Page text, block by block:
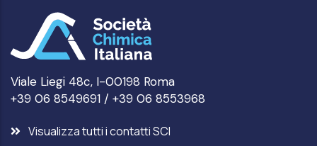
Viale Liegi 48c, I-00198 Roma
+39 06 8549691 / +39 06 8553968
Visualizza tutti i contatti SCI